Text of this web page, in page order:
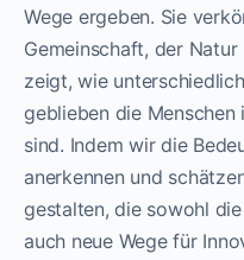
Wege ergeben. Sie
Gemeinschaft, der
zeigt, wie
geblieben die Menschen
sind. Indem wir die
anerkennen und
gestalten, die sowohl
auch neue Wege für